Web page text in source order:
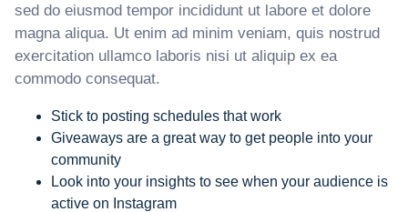
sed do eiusmod tempor incididunt ut labore et dolore
magna aliqua. Ut enim ad minim veniam, quis nostrud
exercitation ullamco laboris nisi ut aliquip ex ea
commodo consequat.
Stick to posting schedules that work
Giveaways are a great way to get people into your
community
Look into your insights to see when your audience is
active on Instagram